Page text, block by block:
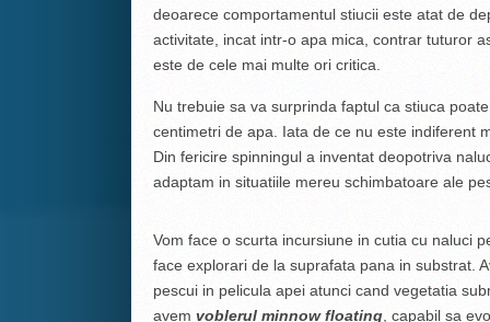
deoarece comportamentul stiucii este atat de
activitate, incat intr-o apa mica, contrar tuturor
este de cele mai multe ori critica.
Nu trebuie sa va surprinda faptul ca stiuca
centimetri de apa. Iata de ce nu este indiferent
Din fericire spinningul a inventat deopotriva
adaptam in situatiile mereu schimbatoare ale
Vom face o scurta incursiune in cutia cu naluci
face explorari de la suprafata pana in substrat.
pescui in pelicula apei atunci cand vegetatia
avem voblerul minnow floating, capabil sa